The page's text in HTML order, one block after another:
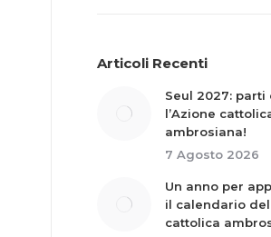
Articoli Recenti
Seul 2027: parti
l’Azione
ambrosiana!
7 Agosto 2026
Un anno per
il calendario
cattolica